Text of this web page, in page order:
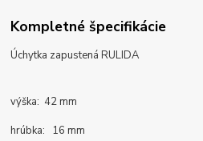
Kompletné špecifikácie
Úchytka zapustená RULIDA
výška: 42 mm
hrúbka: 16 mm